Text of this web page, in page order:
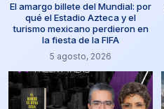
El amargo billete del Mundial: por
qué el Estadio Azteca y el
turismo mexicano perdieron en
la fiesta de la FIFA
5 agosto, 2026